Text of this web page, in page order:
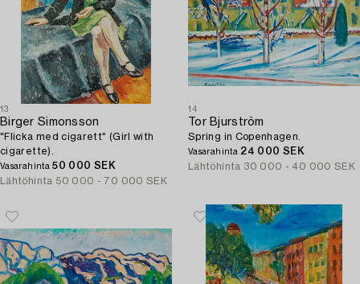
13
Birger Simonsson
"Flicka med cigarett" (Girl with
cigarette).
Vasarahinta50 000 SEK
Lähtöhinta 50 000 - 70 000 SEK
14
Tor Bjurström
Spring in Copenhagen.
Vasarahinta 24 000 SEK
Lähtöhinta 30 000 - 40 000 SEK